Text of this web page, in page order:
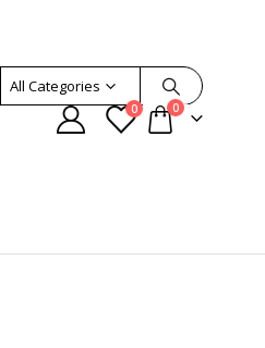
All Categories
0 0